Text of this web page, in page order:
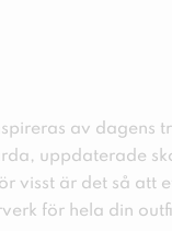
av dagens
uppdaterade
visst är det så att
för hela din